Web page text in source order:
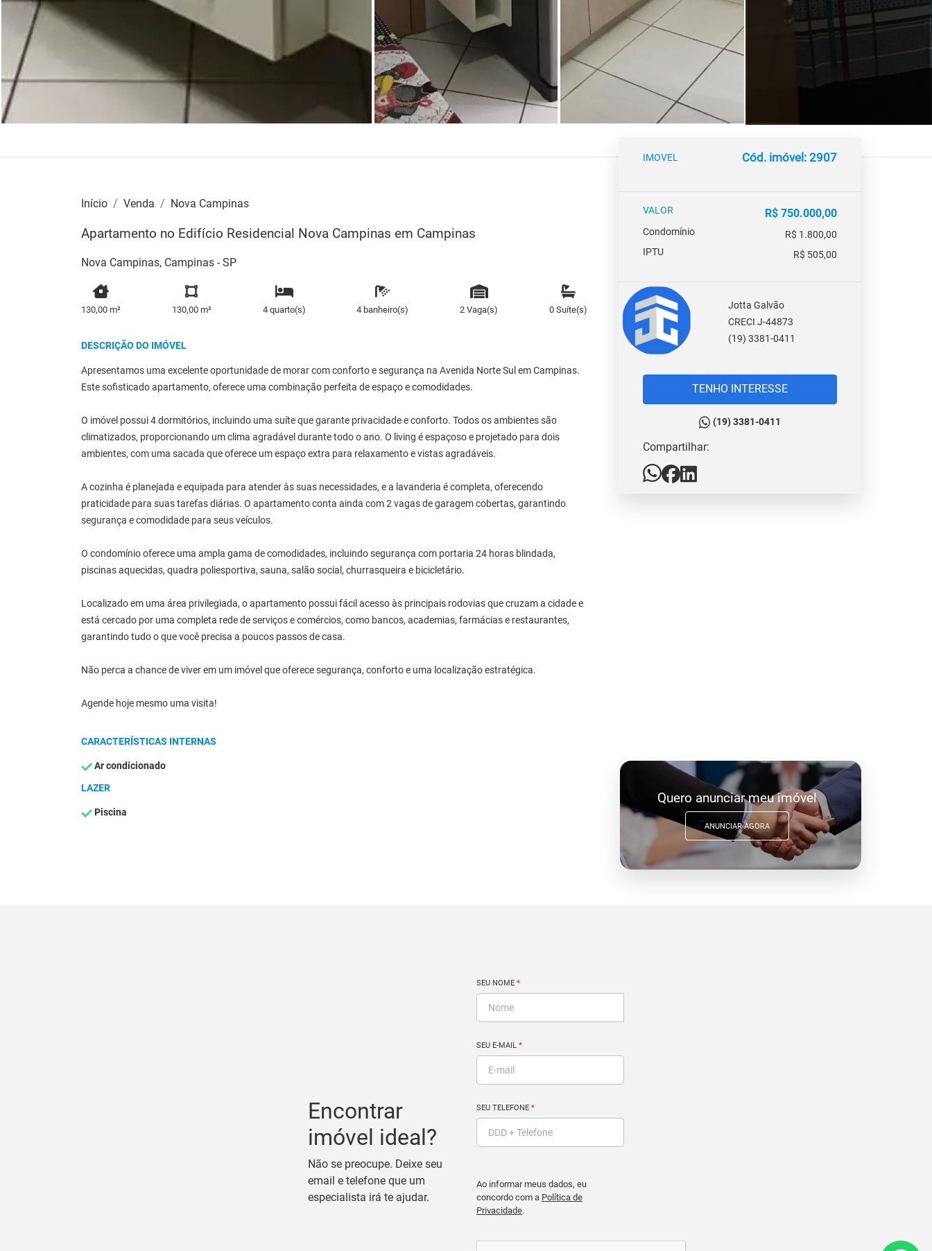
Início Venda Nova Campinas
Apartamento no Edifício Residencial Nova Campinas em Campinas
Nova Campinas, Campinas - SP
130,00 m² 130,00 m² 4 quarto(s) 4 banheiro(s) 2 Vaga(s) 0 Suíte(s)
DESCRIÇÃO DO IMÓVEL
Apresentamos uma excelente oportunidade de morar com conforto e segurança na Avenida Norte Sul em Campinas.
Este sofisticado apartamento, oferece uma combinação perfeita de espaço e comodidades.
O imóvel possui 4 dormitórios, incluindo uma suíte que garante privacidade e conforto. Todos os ambientes são
climatizados, proporcionando um clima agradável durante todo o ano. O living é espaçoso e projetado para dois
ambientes, com uma sacada que oferece um espaço extra para relaxamento e vistas agradáveis.
A cozinha é planejada e equipada para atender às suas necessidades, e a lavanderia é completa, oferecendo
praticidade para suas tarefas diárias. O apartamento conta ainda com 2 vagas de garagem cobertas, garantindo
segurança e comodidade para seus veículos.
O condomínio oferece uma ampla gama de comodidades, incluindo segurança com portaria 24 horas blindada,
piscinas aquecidas, quadra poliesportiva, sauna, salão social, churrasqueira e bicicletário.
Localizado em uma área privilegiada, o apartamento possui fácil acesso às principais rodovias que cruzam a cidade e
está cercado por uma completa rede de serviços e comércios, como bancos, academias, farmácias e restaurantes,
garantindo tudo o que você precisa a poucos passos de casa.
Não perca a chance de viver em um imóvel que oferece segurança, conforto e uma localização estratégica.
Agende hoje mesmo uma visita!
CARACTERÍSTICAS INTERNAS
Ar condicionado
LAZER
Piscina
IMOVEL Cód. imóvel: 2907
VALOR R$ 750.000,00
Condomínio
R$ 1.800,00
IPTU
R$ 505,00
Jotta Galvão
CRECI J-44873
(19) 3381-0411
TENHO INTERESSE
(19) 3381-0411
Compartilhar:
Quero anunciar meu imóvel
ANUNCIAR AGORA
Encontrar
imóvel ideal?
Não se preocupe. Deixe seu
email e telefone que um
especialista irá te ajudar.
SEU NOME *
SEU E-MAIL *
SEU TELEFONE *
Ao informar meus dados, eu
concordo com a Política de
Privacidade.